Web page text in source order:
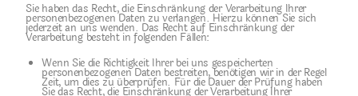
Sie haben das Recht, die Einschränkung der Verarbeitung Ihrer
personenbezogenen Daten zu verlangen. Hierzu können Sie sich
jederzeit an uns wenden. Das Recht auf Einschränkung der
Verarbeitung besteht in folgenden Fällen:
Wenn Sie die Richtigkeit Ihrer bei uns gespeicherten
personenbezogenen Daten bestreiten, benötigen wir in der Regel
Zeit, um dies zu überprüfen. Für die Dauer der Prüfung haben
Sie das Recht, die Einschränkung der Verarbeitung Ihrer